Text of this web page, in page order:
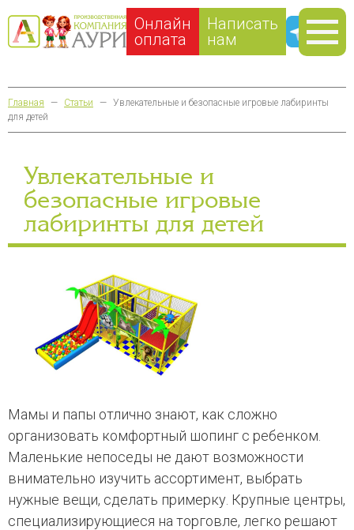
Онлайн
оплата
Написать
нам
Главная — Статьи — Увлекательные и безопасные игровые лабиринты
для детей
Увлекательные и
безопасные игровые
лабиринты для детей
Мамы и папы отлично знают, как сложно
организовать комфортный шопинг с ребенком.
Маленькие непоседы не дают возможности
внимательно изучить ассортимент, выбрать
нужные вещи, сделать примерку. Крупные центры,
специализирующиеся на торговле, легко решают